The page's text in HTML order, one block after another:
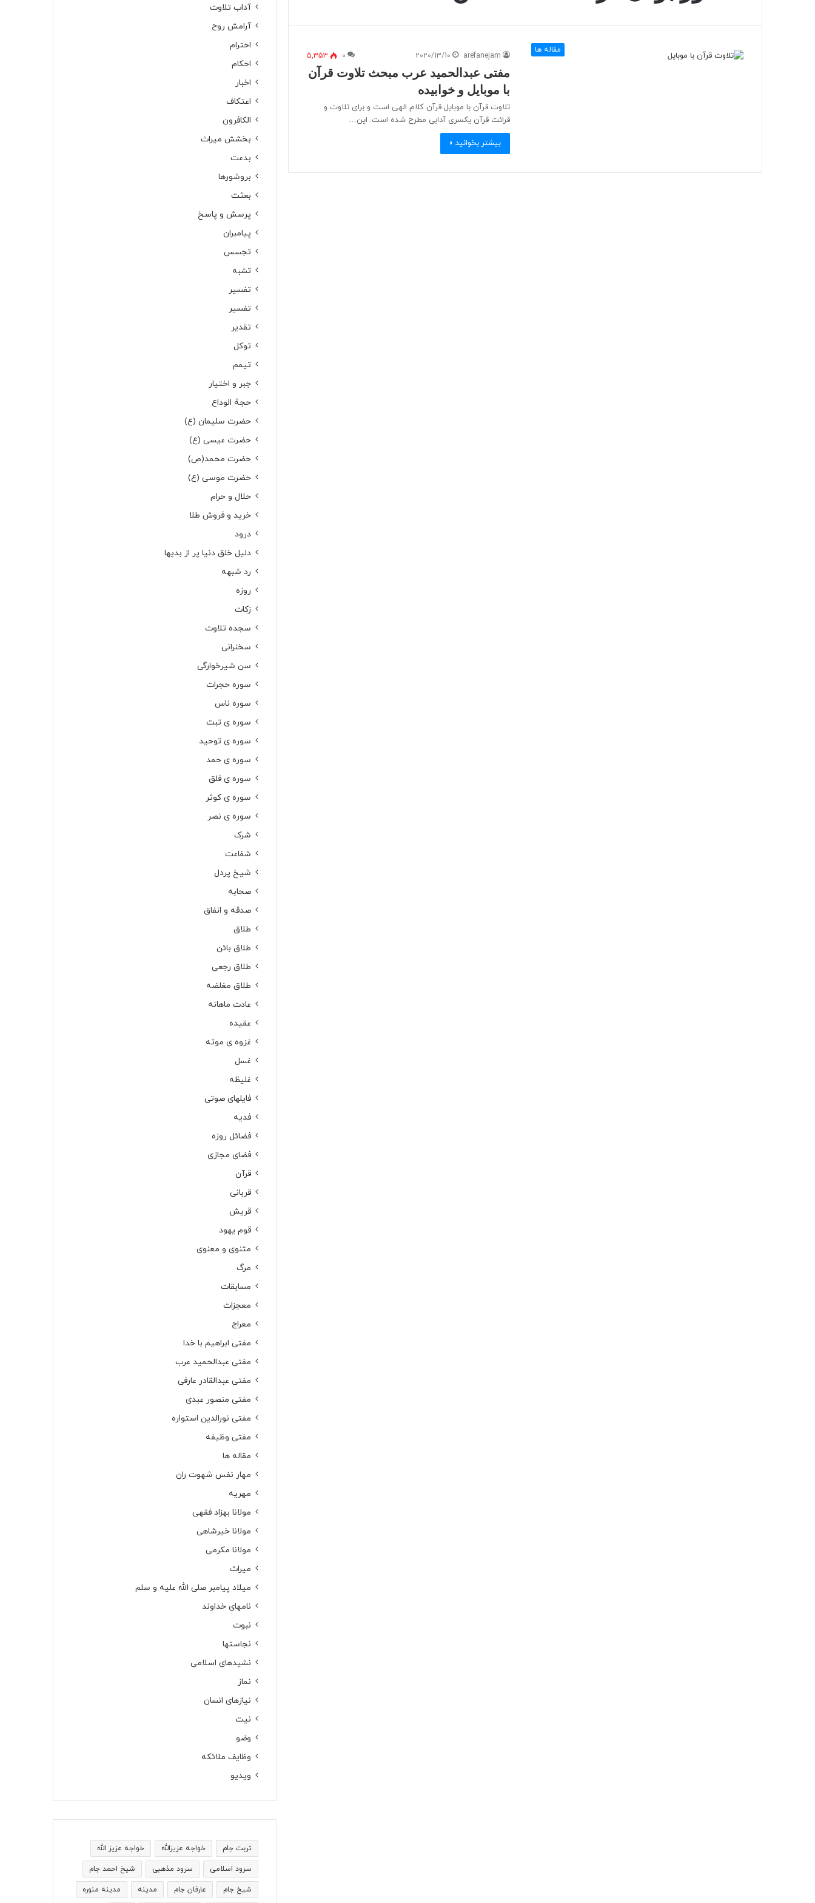
مقاله ها
arefanejam
2020/13/10
0
5,353
مفتی عبدالحمید عرب مبحث تلاوت قرآن
با موبایل و خوابیده
تلاوت قرآن با موبایل قرآن کلام الهی است و برای تلاوت و
قرائت قرآن یکسری آدابی مطرح شده است. این…
بیشتر بخوانید »
آداب تلاوت
آرامش روح
احترام
احکام
اخبار
اعتکاف
الکافرون
بخشش میراث
بدعت
بروشورها
بعثت
پرسش و پاسخ
پیامبران
تجسس
تشبه
تفسیر
تفسیر
تقدیر
توکل
تیمم
جبر و اختیار
حجة الوداع
حضرت سلیمان (ع)
حضرت عیسی (ع)
حضرت محمد(ص)
حضرت موسی (ع)
حلال و حرام
خرید و فروش طلا
درود
دلیل خلق دنیا پر از بدیها
رد شبهه
روزه
زکات
سجده تلاوت
سخنرانی
سن شیرخوارگی
سوره حجرات
سوره ناس
سوره ی تبت
سوره ی توحید
سوره ی حمد
سوره ی فلق
سوره ی کوثر
سوره ی نصر
شرک
شفاعت
شیخ پردل
صحابه
صدقه و انفاق
طلاق
طلاق بائن
طلاق رجعی
طلاق مغلضه
عادت ماهانه
عقیده
غزوه ی موته
غسل
غلیظه
فایلهای صوتی
فدیه
فضائل روزه
فضای مجازی
قرآن
قربانی
قریش
قوم یهود
مثنوی و معنوی
مرگ
مسابقات
معجزات
معراج
مفتی ابراهیم با خدا
مفتی عبدالحمید عرب
مفتی عبدالقادر عارفی
مفتی منصور عبدی
مفتی نورالدین استواره
مفتی وظیفه
مقاله ها
مهار نفس شهوت ران
مهریه
مولانا بهزاد فقهی
مولانا خیرشاهی
مولانا مکرمی
میراث
میلاد پیامبر صلی الله علیه و سلم
نامهای خداوند
نبوت
نجاستها
نشیدهای اسلامی
نماز
نیازهای انسان
نیت
وضو
وظایف ملائکه
ویدیو
تربت جام خواجه عزیزالله خواجه عزیز الله
سرود اسلامی سرود مذهبی شیخ احمد جام
شیخ جام عارفان جام مدینه مدینه منوره